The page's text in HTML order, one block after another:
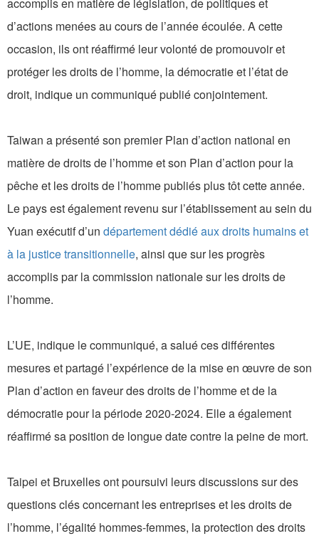
accomplis en matière de législation, de politiques et
d’actions menées au cours de l’année écoulée. A cette
occasion, ils ont réaffirmé leur volonté de promouvoir et
protéger les droits de l’homme, la démocratie et l’état de
droit, indique un communiqué publié conjointement.
Taiwan a présenté son premier Plan d’action national en
matière de droits de l’homme et son Plan d’action pour la
pêche et les droits de l’homme publiés plus tôt cette année.
Le pays est également revenu sur l’établissement au sein du
Yuan exécutif d’un département dédié aux droits humains et
à la justice transitionnelle, ainsi que sur les progrès
accomplis par la commission nationale sur les droits de
l’homme.
L’UE, indique le communiqué, a salué ces différentes
mesures et partagé l’expérience de la mise en œuvre de son
Plan d’action en faveur des droits de l’homme et de la
démocratie pour la période 2020-2024. Elle a également
réaffirmé sa position de longue date contre la peine de mort.
Taipei et Bruxelles ont poursuivi leurs discussions sur des
questions clés concernant les entreprises et les droits de
l’homme, l’égalité hommes-femmes, la protection des droits